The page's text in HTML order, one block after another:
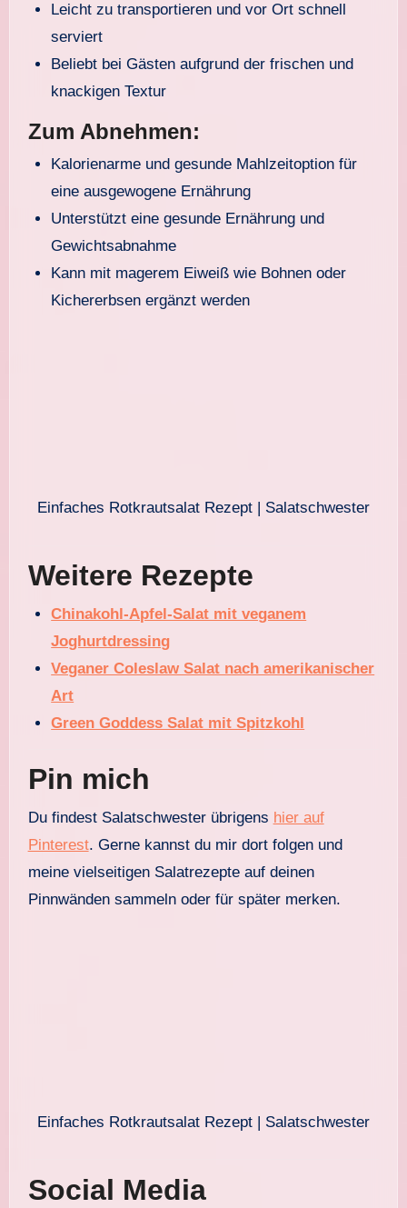
Leicht zu transportieren und vor Ort schnell
serviert
Beliebt bei Gästen aufgrund der frischen und
knackigen Textur
Zum Abnehmen:
Kalorienarme und gesunde Mahlzeitoption für
eine ausgewogene Ernährung
Unterstützt eine gesunde Ernährung und
Gewichtsabnahme
Kann mit magerem Eiweiß wie Bohnen oder
Kichererbsen ergänzt werden
Einfaches Rotkrautsalat Rezept | Salatschwester
Weitere Rezepte
Chinakohl-Apfel-Salat mit veganem
Joghurtdressing
Veganer Coleslaw Salat nach amerikanischer
Art
Green Goddess Salat mit Spitzkohl
Pin mich
Du findest Salatschwester übrigens hier auf
Pinterest. Gerne kannst du mir dort folgen und
meine vielseitigen Salatrezepte auf deinen
Pinnwänden sammeln oder für später merken.
Einfaches Rotkrautsalat Rezept | Salatschwester
Social Media